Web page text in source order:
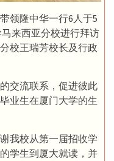
领隆中华一行6人于5
来西亚分校进行拜访
校王瑞芳校长及行政
交流联系，促进彼此
业生在厦门大学的生
我校从第一届招收学
学生到厦大就读，并